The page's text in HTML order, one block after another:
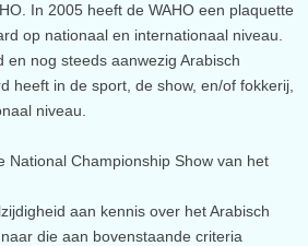
In 2005 heeft de WAHO een plaquette
op nationaal en internationaal niveau.
nog steeds aanwezig Arabisch
heeft in de sport, de show, en/of fokkerij,
niveau.
National Championship Show van het
aan kennis over het Arabisch
die aan bovenstaande criteria